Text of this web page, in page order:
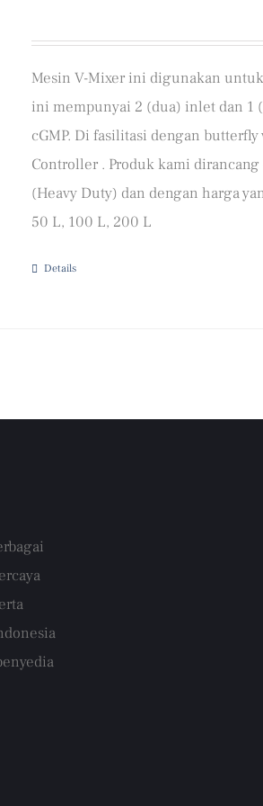
Mesin V-Mixer ini digunakan
ini mempunyai 2 (dua) inlet dan 1
cGMP. Di fasilitasi dengan
Controller . Produk kami
(Heavy Duty) dan dengan harga
50 L, 100 L, 200 L
Details